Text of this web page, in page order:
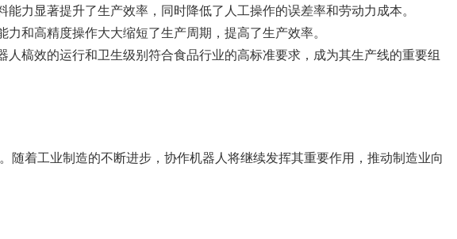
力显著提升了生产效率，同时降低了人工操作的误差率和劳动力成本。
和高精度操作大大缩短了生产周期，提高了生产效率。
槁效的运行和卫生级别符合食品行业的高标准要求，成为其生产线的重要组
着工业制造的不断进步，协作机器人将继续发挥其重要作用，推动制造业向